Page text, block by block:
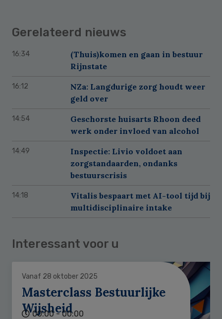
Gerelateerd nieuws
16:34
(Thuis)komen en gaan in bestuur
Rijnstate
16:12
NZa: Langdurige zorg houdt weer
geld over
14:54
Geschorste huisarts Rhoon deed
werk onder invloed van alcohol
14:49
Inspectie: Livio voldoet aan
zorgstandaarden, ondanks
bestuurscrisis
14:18
Vitalis bespaart met AI-tool tijd bij
multidisciplinaire intake
Interessant voor u
Vanaf 28 oktober 2025
Masterclass Bestuurlijke
Wijsheid
00:00 - 00:00